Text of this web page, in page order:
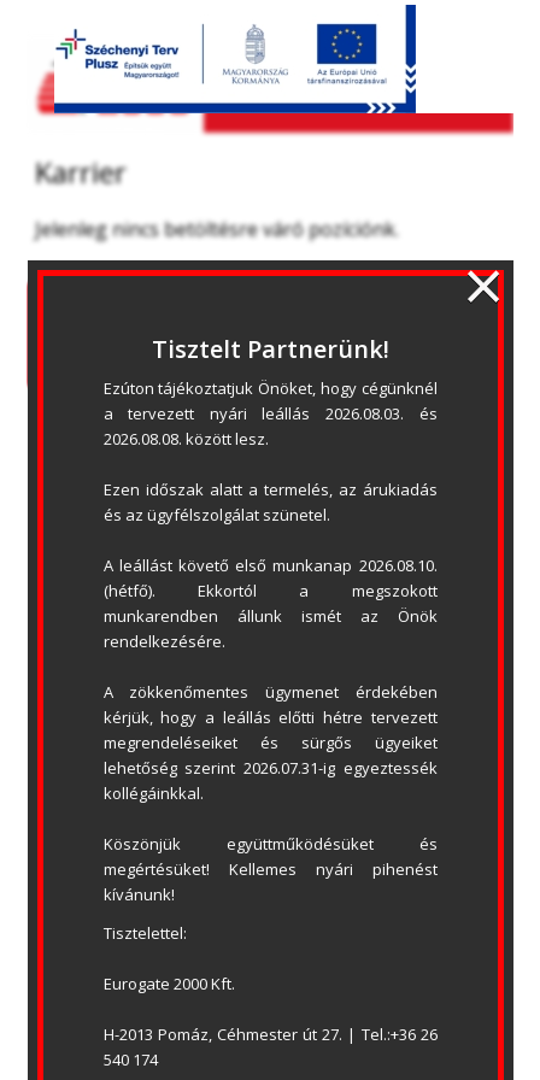
Karrier
Jelenleg nincs betöltésre váró pozíciónk.
OLDALTÉRKÉP
LETÖLTÉSEK
EUROGATE 2000 KFT.
BEMUTATÓTEREM
Honnan indul? (cím)
H-2013 Pomáz, Céhmester út 27.
Levelezési cím: 2013 Pomáz, Pf.133.
Tel.: +36 26 540 174
eurogate@eurogate2000.hu
Tisztelt Partnerünk!
Ezúton tájékoztatjuk Önöket, hogy cégünknél
a tervezett nyári leállás 2026.08.03. és
2026.08.08. között lesz.
Ezen időszak alatt a termelés, az árukiadás
és az ügyfélszolgálat szünetel.
A leállást követő első munkanap 2026.08.10.
(hétfő). Ekkortól a megszokott
munkarendben állunk ismét az Önök
rendelkezésére.
A zökkenőmentes ügymenet érdekében
kérjük, hogy a leállás előtti hétre tervezett
megrendeléseiket és sürgős ügyeiket
lehetőség szerint 2026.07.31-ig egyeztessék
kollégáinkkal.
Köszönjük együttműködésüket és
megértésüket! Kellemes nyári pihenést
kívánunk!
Tisztelettel:
Eurogate 2000 Kft.
H-2013 Pomáz, Céhmester út 27. | Tel.:+36 26
540 174
×